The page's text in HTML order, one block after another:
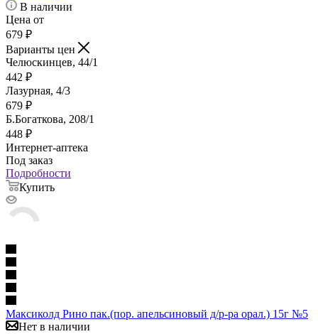
В наличии
Цена от
679 ₽
Варианты цен
Челюскинцев, 44/1
442 ₽
Лазурная, 4/3
679 ₽
Б.Богаткова, 208/1
448 ₽
Интернет-аптека
Под заказ
Подробности
Купить
Максиколд Рино пак.(пор. апельсиновый д/р-ра орал.) 15г №5
Нет в наличии